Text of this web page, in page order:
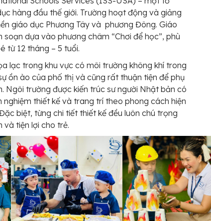
hàng đầu thế giới. Trường hoạt động và giảng
giáo dục Phương Tây và phương Đông. Giáo
soạn dựa vào phương châm “Chơi để học”, phù
từ 12 tháng – 5 tuổi.
lạc trong khu vực có môi trường không khí trong
ồn ào của phố thị và cũng rất thuận tiện để phụ
Ngôi trường được kiến trúc sư người Nhật bản có
nghiệm thiết kế và trang trí theo phong cách hiện
biệt, từng chi tiết thiết kế đều luôn chú trọng
và tiện lợi cho trẻ.